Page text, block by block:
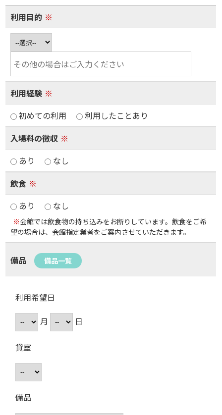
利用目的 ※
利用経験 ※
初めての利用
利用したことあり
入場料の徴収 ※
あり
なし
飲食 ※
あり
なし
※会館では飲食物の持ち込みをお断りしています。飲食をご希
望の場合は、会館指定業者をご案内させていただきます。
備品 備品一覧
利用希望日
月
日
貸室
備品